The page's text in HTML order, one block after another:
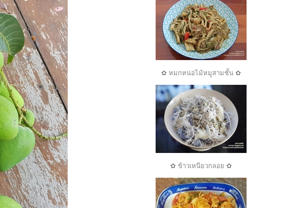
✿ หมกหน่อไม้หมูสามชั้น ✿
✿ ข้าวเหนียวกลอย ✿